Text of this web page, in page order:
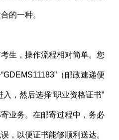
的一种。
生，操作流程相对简单。您
（邮政速递便
入，然后选择“职业资格证书”
业务。在邮寄过程中，务必
，以便证书能够顺利送达。